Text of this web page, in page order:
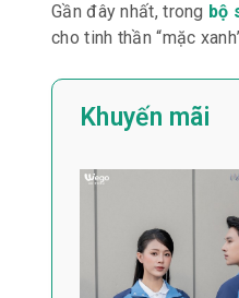
Gần đây nhất, trong bộ
cho tinh thần “mặc
Khuyến mãi